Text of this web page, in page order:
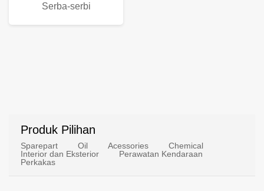
Serba-serbi
Produk Pilihan
Sparepart Oil Acessories
Chemical
Interior dan Eksterior
Perawatan Kendaraan
Perkakas